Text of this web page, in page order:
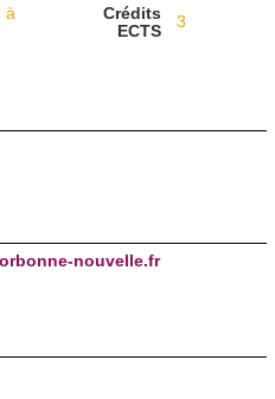
à
Crédits
ECTS
3
nouvelle.fr